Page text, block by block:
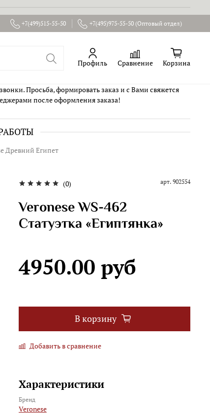
+7(499)515-55-50 +7(495)975-55-50 (Оптовый отдел)
Профиль Сравнение Корзина
Просьба, формировать заказ и с Вами свяжется
после оформления заказа!
Древний Египет
(0) арт. 902554
Veronese WS-462
Статуэтка «Египтянка»
4950.00 руб
В корзину
Добавить в сравнение
Характеристики
Бренд
Veronese